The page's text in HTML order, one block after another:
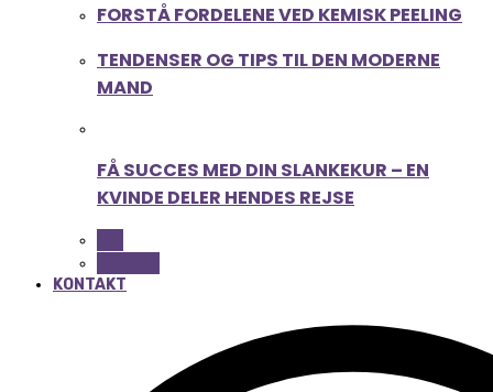
FORSTÅ FORDELENE VED KEMISK PEELING
TENDENSER OG TIPS TIL DEN MODERNE
MAND
FÅ SUCCES MED DIN SLANKEKUR – EN
KVINDE DELER HENDES REJSE
KONTAKT